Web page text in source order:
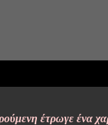
έτρωγε ένα